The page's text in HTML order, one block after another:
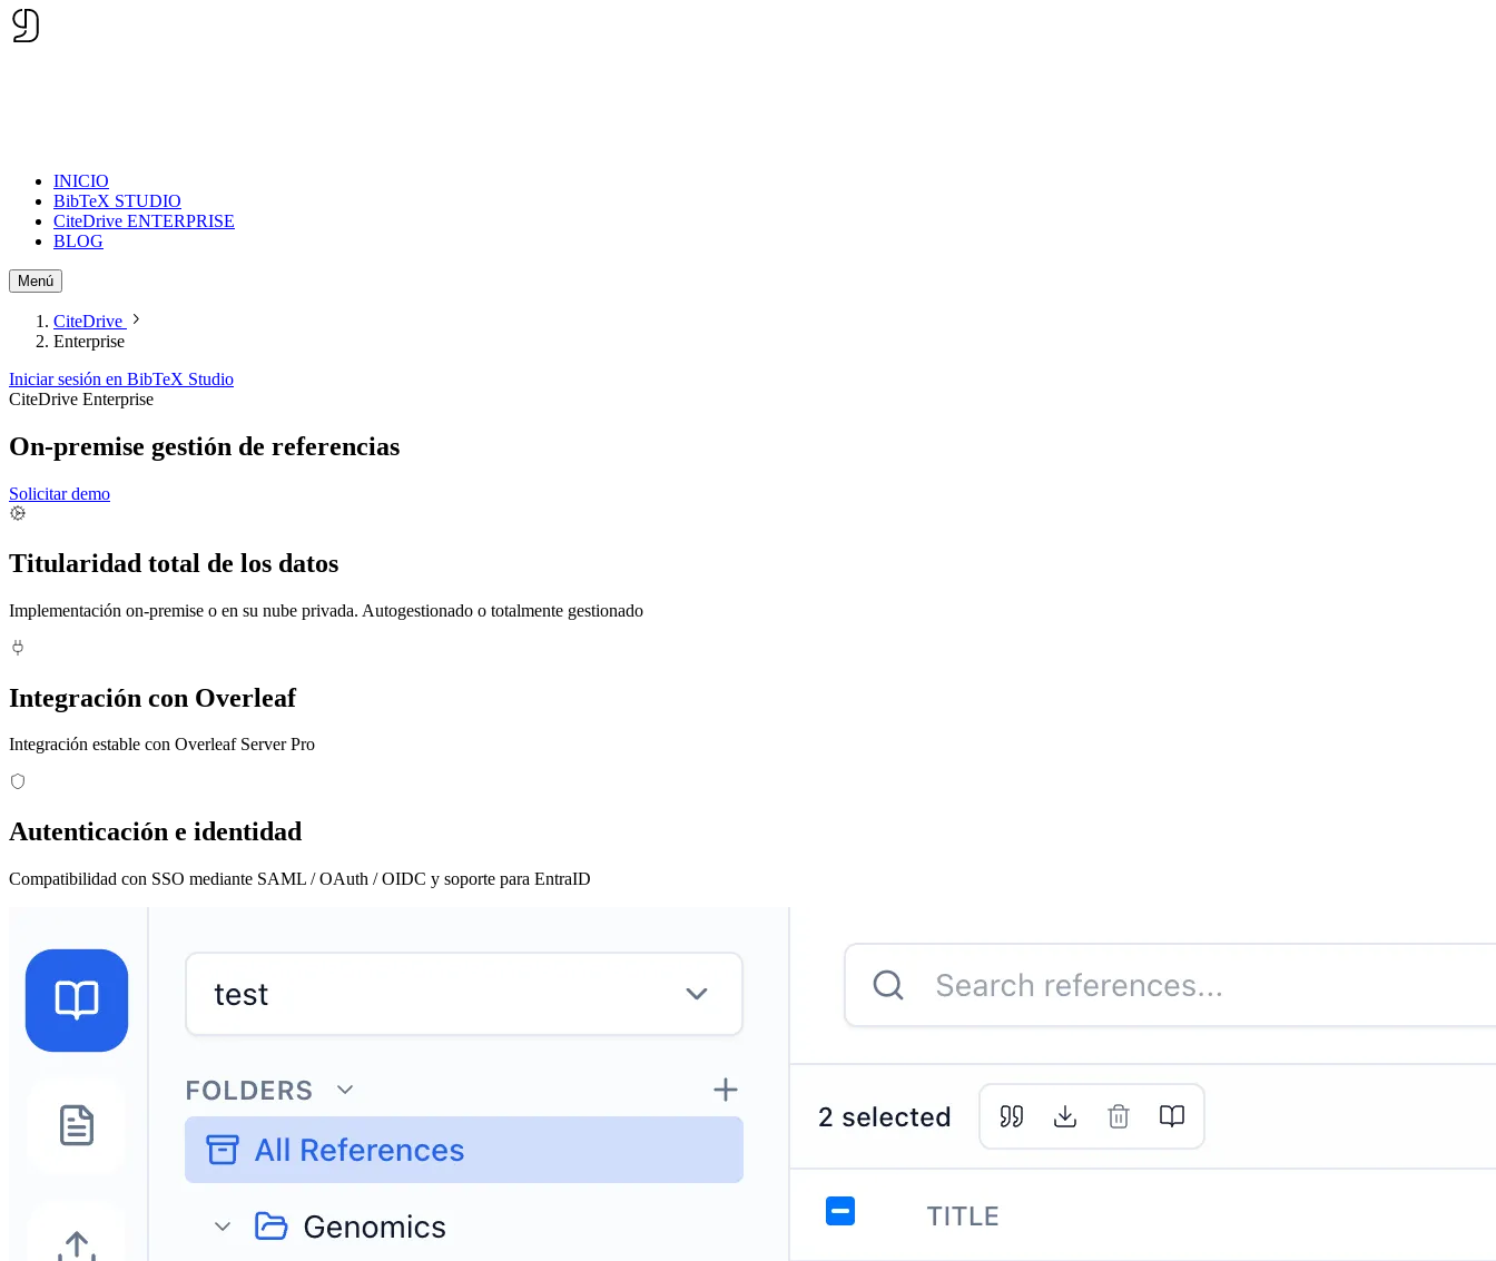
INICIO
BibTeX STUDIO
CiteDrive ENTERPRISE
BLOG
Menú
CiteDrive
Enterprise
Iniciar sesión en BibTeX Studio
CiteDrive Enterprise
On-premise gestión de referencias
Solicitar demo
Titularidad total de los datos
Implementación on-premise o en su nube privada. Autogestionado o totalmente gestionado
Integración con Overleaf
Integración estable con Overleaf Server Pro
Autenticación e identidad
Compatibilidad con SSO mediante SAML / OAuth / OIDC y soporte para EntraID